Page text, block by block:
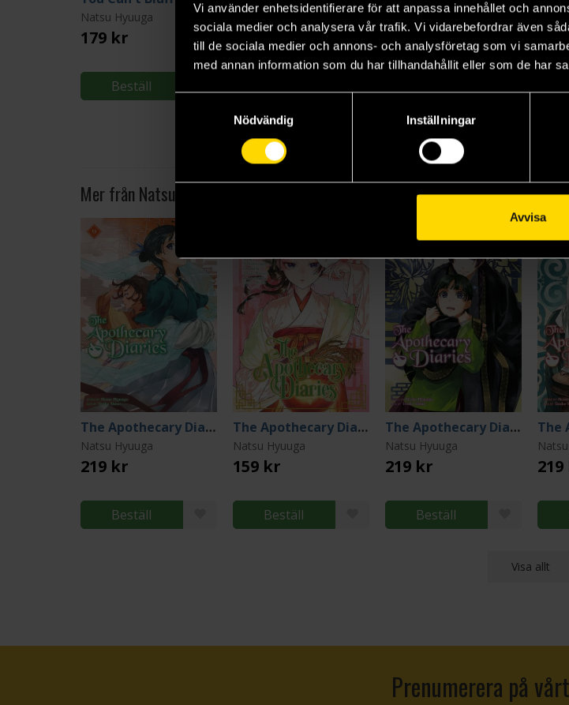
Vi använder enhetsidentifierare för att anpassa innehållet och
sociala medier och analysera vår trafik. Vi vidarebefordrar även
till de sociala medier och annons- och analysföretag som vi
med annan information som du har tillhandahållit eller som de har
Samtyckesval
Nödvändig
Inställningar
Avvisa
Natsu Hyuuga
179 kr
Beställ
Mer från Natsu Hyuuga
The Apothecary Diaries 9 (Light Novel)
Natsu Hyuuga
219 kr
Beställ
The Apothecary Diaries 15
Natsu Hyuuga
159 kr
Beställ
The Apothecary Diaries 8 (Light Novel)
Natsu Hyuuga
219 kr
Beställ
Visa allt
Prenumerera på